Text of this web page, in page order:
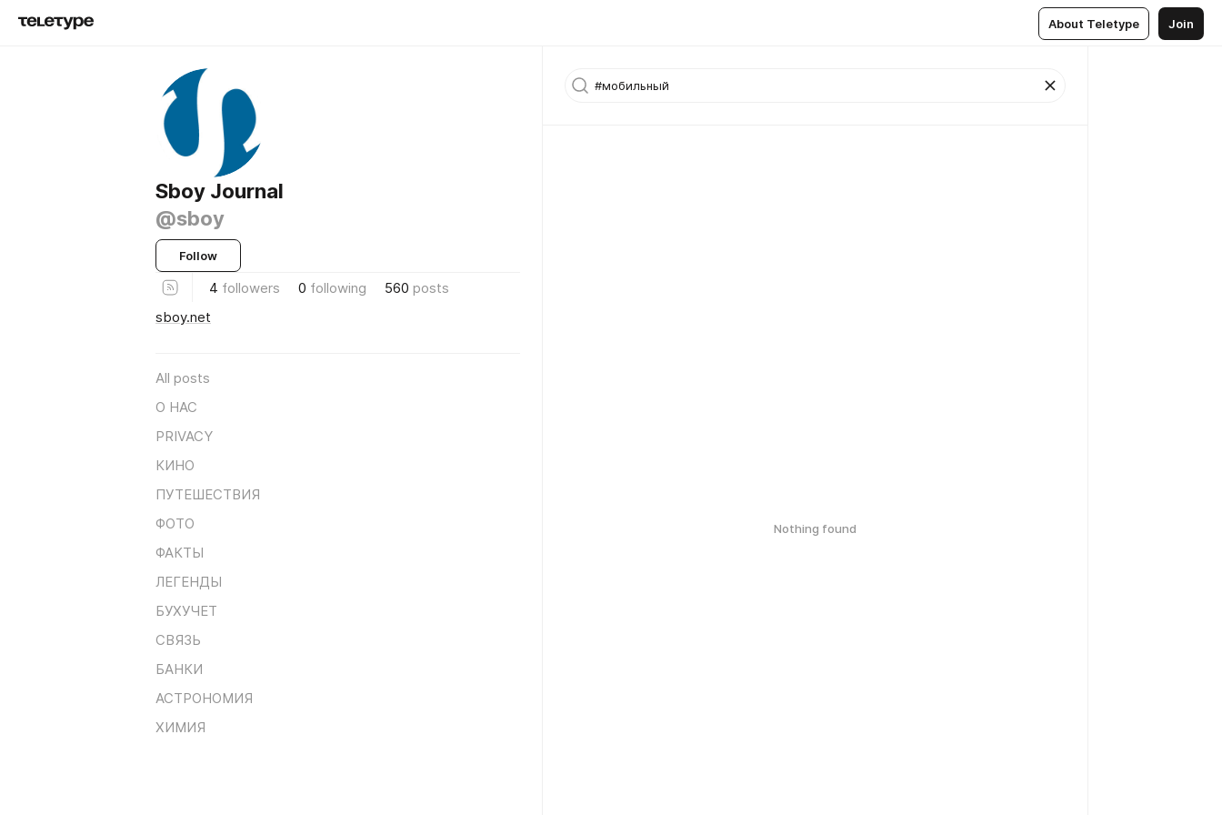
About Teletype Join
Sboy Journal
@sboy
Follow
4 followers 0 following 560 posts
sboy.net
All posts
О НАС
PRIVACY
КИНО
ПУТЕШЕСТВИЯ
ФОТО
ФАКТЫ
ЛЕГЕНДЫ
БУХУЧЕТ
СВЯЗЬ
БАНКИ
АСТРОНОМИЯ
ХИМИЯ
Nothing found